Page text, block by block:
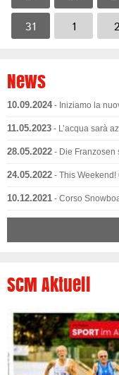
31 1 2
News
10.09.2024- Iniziamo la
11.05.2023 - L’acqua sarà
28.05.2022 - Die Franzosen
24.05.2022 - This
10.12.2021 - Corso
SCM Aktuell